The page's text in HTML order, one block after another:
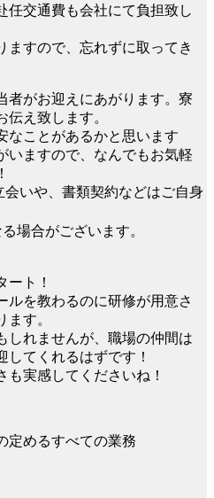
任交通費も会社にて負担致し
ますので、忘れずに取ってき
者がお迎えにあがります。寮
伝え致します。
なことがあるかと思います
いますので、なんでもお気軽
いや、書類契約などはご自身
場合がございます。
ート！
ルを教わるのに研修が用意さ
ます。
しれませんが、職場の仲間は
してくれるはずです！
も実感してくださいね！
定めるすべての業務